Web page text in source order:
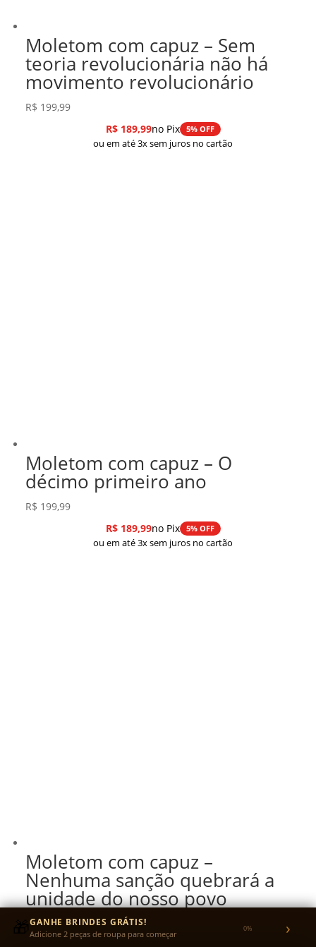
Moletom com capuz – Sem
teoria revolucionária não há
movimento revolucionário
R$ 199,99
R$189,99no Pix 5% OFF
ou em até 3x sem juros no cartão
Moletom com capuz – O
décimo primeiro ano
R$ 199,99
R$189,99no Pix 5% OFF
ou em até 3x sem juros no cartão
Moletom com capuz –
Nenhuma sanção quebrará a
unidade do nosso povo
R$199,99
🎁GANHE BRINDES GRÁTIS!
Adicione 2 peças de roupa para começar 0% ›